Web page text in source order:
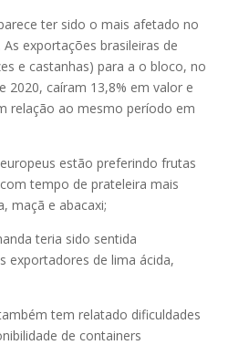
ter sido o mais afetado no
exportações brasileiras de
e castanhas) para a o bloco, no
2020, caíram 13,8% em valor e
relação ao mesmo período em
estão preferindo frutas
tempo de prateleira mais
maçã e abacaxi;
teria sido sentida
exportadores de lima ácida,
tem relatado dificuldades
de containers